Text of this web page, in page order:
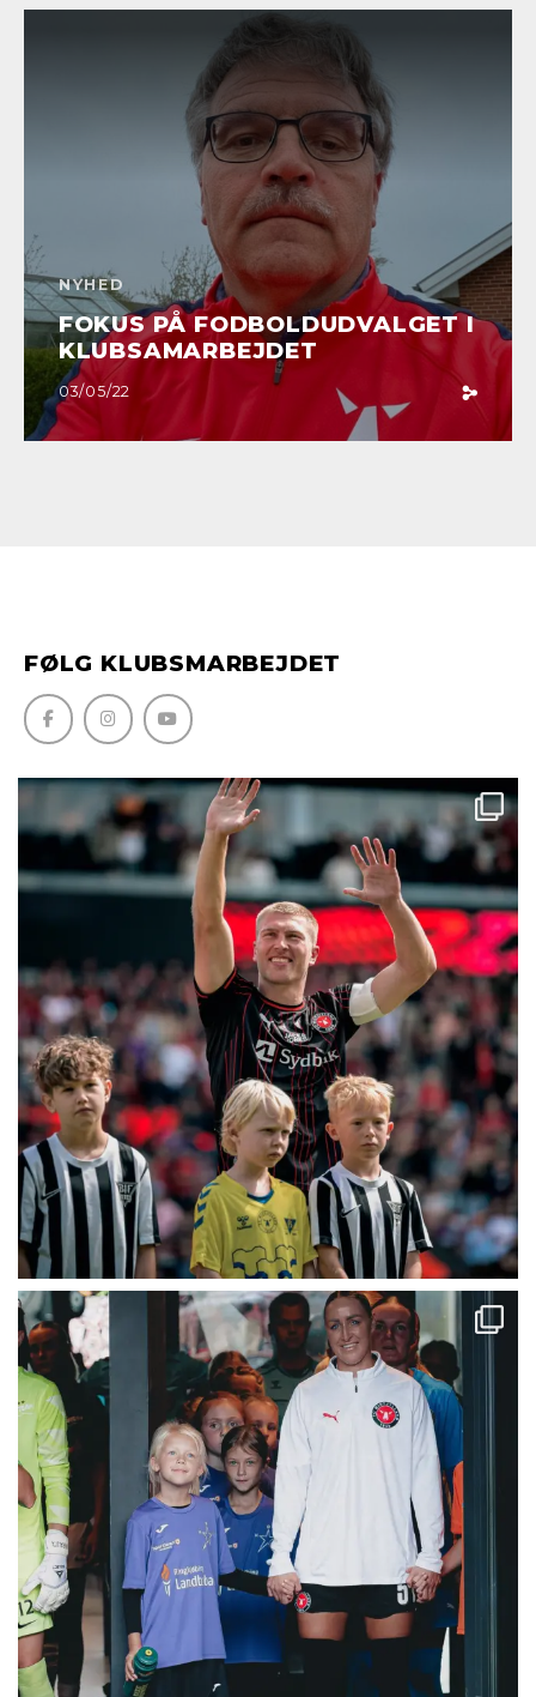
NYHED
FOKUS PÅ FODBOLDUDVALGET I
KLUBSAMARBEJDET
03/05/22
FØLG KLUBSMARBEJDET